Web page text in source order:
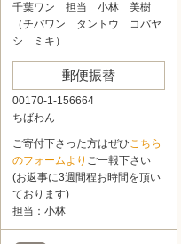
千葉ワン 担当 小林 美樹
（チバワン タントウ コバヤ
シ ミキ）
郵便振替
00170-1-156664
ちばわん
ご寄付下さった方はぜひこちら
のフォームより ご一報下さい
(お返事に3週間程お時間を頂い
ております)
担当：小林